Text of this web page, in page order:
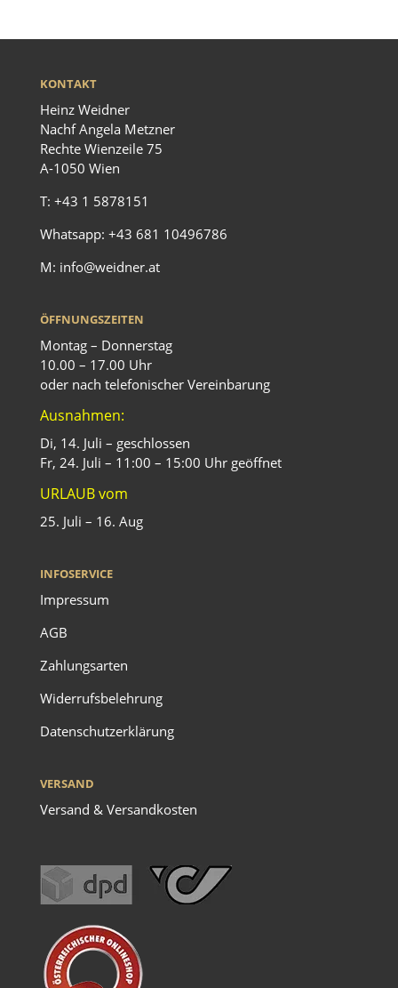
KONTAKT
Heinz Weidner
Nachf Angela Metzner
Rechte Wienzeile 75
A-1050 Wien
T: +43 1 5878151
Whatsapp: +43 681 10496786
M: info@weidner.at
ÖFFNUNGSZEITEN
Montag – Donnerstag
10.00 – 17.00 Uhr
oder nach telefonischer Vereinbarung
Ausnahmen:
Di, 14. Juli – geschlossen
Fr, 24. Juli – 11:00 – 15:00 Uhr geöffnet
URLAUB vom
25. Juli – 16. Aug
INFOSERVICE
Impressum
AGB
Zahlungsarten
Widerrufsbelehrung
Datenschutzerklärung
VERSAND
Versand & Versandkosten